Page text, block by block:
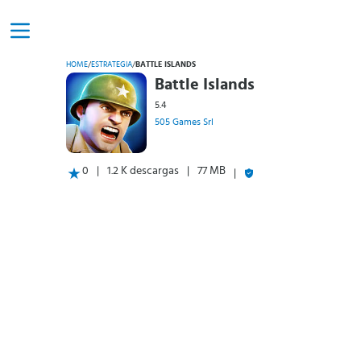
HOME/ESTRATEGIA/ BATTLE ISLANDS
Battle Islands
5.4
505 Games Srl
0 1.2 K descargas 77 MB